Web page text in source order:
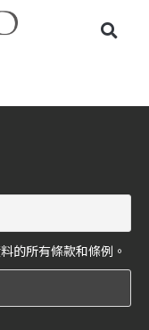
的所有條款和條例。